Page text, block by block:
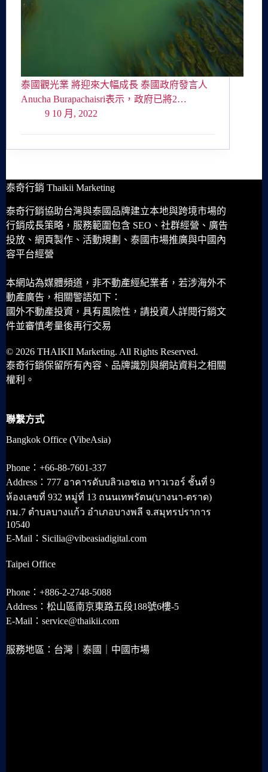
泰國觀光業 將迎來大幅成長 泰國政府發言人
Anucha Burapachaisri表示，政府已將2…
9 10 月, 2022
泰奇行銷 Thaikii Marketing
泰奇行銷協助台灣與泰國品牌建立本地與跨境市場的
行銷成長策略，服務範圍包含 SEO、社群經營、廣告
投放、網頁製作、活動規劃、泰國市場推廣與中國內
容平台經營
本網站為媒體頻道，非不動產經紀業者，若涉海外不
動產廣告，相關警語如下：
國外不動產投資，具有風險性，請投資人詳閱行銷文
件並審慎考量後再行交易
© 2026 THAIKII Marketing. All Rights Reserved.
泰奇行銷保留所有內容、品牌識別與網站資料之相關
權利。
聯繫方式
Bangkok Office (VibeAsia)
Phone：+66-88-7601-337
Address：777 อาคารดับบลิวเอชเอ ทาวเวอร์ ชั้นที่ 9
ห้องเลขที่ 932 หมู่ที่ 13 ถนนเทพรัตน(บางนา-ตราด)
กม.7 ตำบลบางแก้ว อำเภอบางพลี จ.สมุทรปราการ
10540
E-Mail：Sicilia@vibeasiadigital.com
Taipei Office
Phone：+886-2-2748-5088
Address：松山區南京東路五段188號6樓-5
E-Mail：service@thaikii.com
服務地區：台灣｜泰國｜中國市場